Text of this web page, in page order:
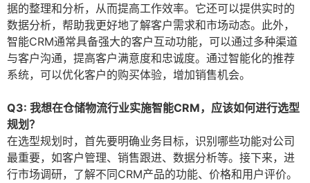
据的整理和分析，从而提高工作效率。它还可以提供实时的
数据分析，帮助我更好地了解客户需求和市场动态。此外，
智能CRM通常具备强大的客户互动功能，可以通过多种渠道
与客户沟通，提高客户满意度和忠诚度。通过智能化的推荐
系统，可以优化客户的购买体验，增加销售机会。
Q3: 我想在仓储物流行业实施智能CRM，应该如何进行选型
规划？
在选型规划时，首先要明确业务目标，识别哪些功能对公司
最重要，如客户管理、销售跟进、数据分析等。接下来，进
行市场调研，了解不同CRM产品的功能、价格和用户评价。